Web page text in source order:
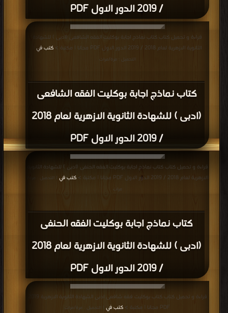
/ 2019 الدور الاول PDF
كتاب نماذج اجابة بوكليت الفقه الشافعى
(ادبى ) للشهادة الثانوية الازهرية لعام 2018
/ 2019 الدور الاول PDF
قراءة و تحميل كتاب كتاب نماذج اجابة بوكليت الفقه الشافعى (ادبى ) للشهادة
الثانوية الازهرية لعام 2018 / 2019 الدور الاول PDF مجانا | مكتبة >
كتب في
التحميل : مرة/مرات
كتاب نماذج اجابة بوكليت الفقه الحنفى
(ادبى ) للشهادة الثانوية الازهرية لعام 2018
/ 2019 الدور الاول PDF
قراءة و تحميل كتاب كتاب نماذج اجابة بوكليت الفقه الحنفى (ادبى ) للشهادة الثانوية
الازهرية لعام 2018 / 2019 الدور الاول PDF مجانا | مكتبة >
كتب في | التحميل : مرة/
مرات
PDF مجانا | مكتبة >
كتب في | التحميل : مرة/مرات